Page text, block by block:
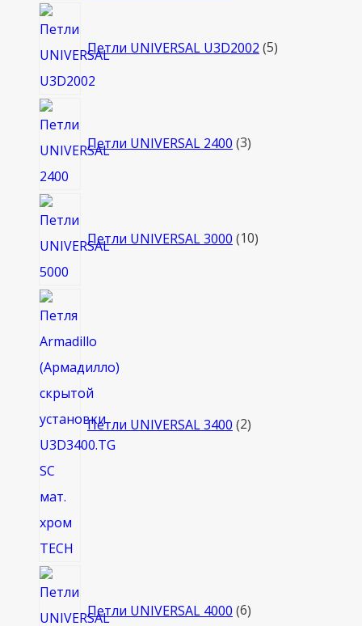
Петли UNIVERSAL U3D2002 5товаров
Петли UNIVERSAL 2400 3товара
Петли UNIVERSAL 3000 10товаров
Петли UNIVERSAL 3400 2
Петли UNIVERSAL 4000 6товаров